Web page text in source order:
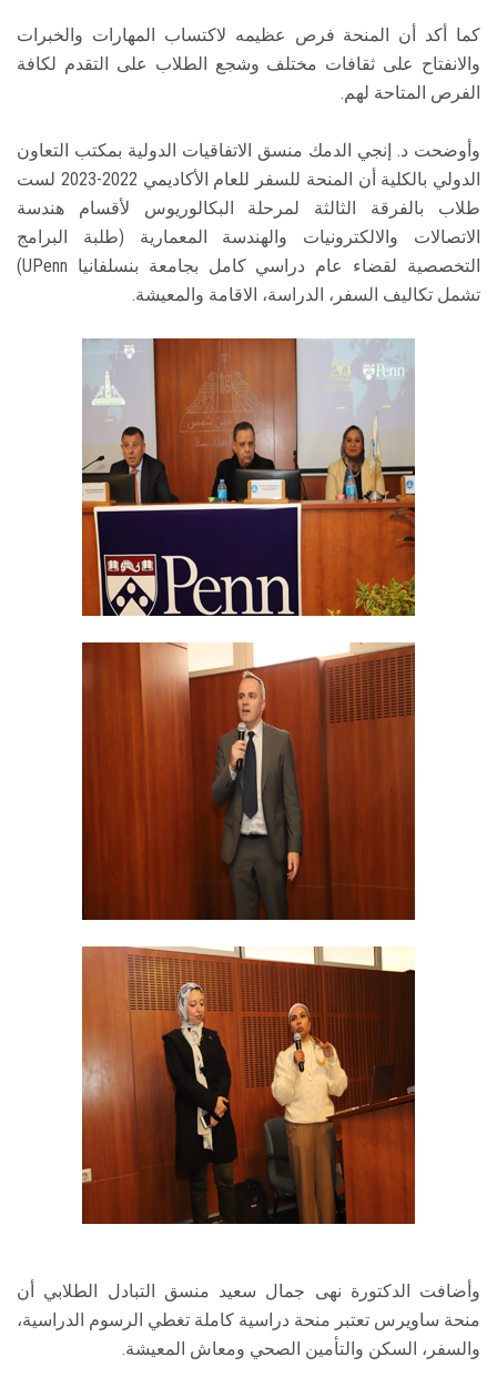
كما أكد أن المنحة فرص عظيمه لاكتساب المهارات والخبرات
والانفتاح على ثقافات مختلف وشجع الطلاب على التقدم لكافة
الفرص المتاحة لهم.
وأوضحت د. إنجي الدمك منسق الاتفاقيات الدولية بمكتب التعاون
الدولي بالكلية أن المنحة للسفر للعام الأكاديمي 2022-2023 لست
طلاب بالفرقة الثالثة لمرحلة البكالوريوس لأقسام هندسة
الاتصالات والالكترونيات والهندسة المعمارية (طلبة البرامج
التخصصية لقضاء عام دراسي كامل بجامعة بنسلفانيا UPenn)
تشمل تكاليف السفر، الدراسة، الاقامة والمعيشة.
وأضافت الدكتورة نهى جمال سعيد منسق التبادل الطلابي أن
منحة ساويرس تعتبر منحة دراسية كاملة تغطي الرسوم الدراسية،
والسفر، السكن والتأمين الصحي ومعاش المعيشة.